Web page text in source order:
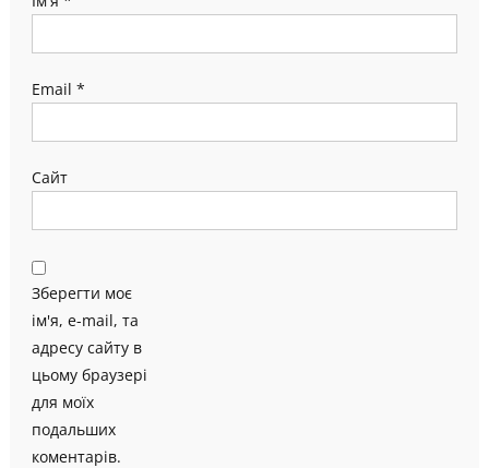
Email *
Сайт
Зберегти моє
ім'я, e-mail, та
адресу сайту в
цьому браузері
для моїх
подальших
коментарів.